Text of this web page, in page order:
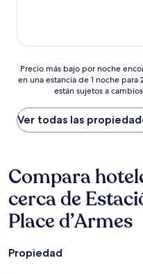
opiniones)
Precio
más
por
noche
encontrado
últimas
24
horas,
con
base
en
estancia
Precio más bajo por noche
en una estancia de 1 noche
están sujetos a
Ver todas las
Compara
cerca de
Place d’Armes
Propiedad